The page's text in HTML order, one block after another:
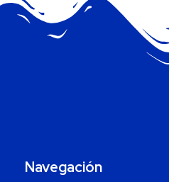
Navegación